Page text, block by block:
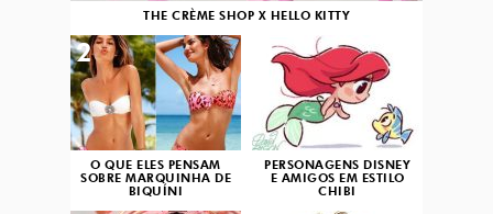
THE CRÈME SHOP X HELLO KITTY
O QUE ELES PENSAM
SOBRE MARQUINHA DE
BIQUÍNI
2
PERSONAGENS DISNEY
E AMIGOS EM ESTILO
CHIBI
3